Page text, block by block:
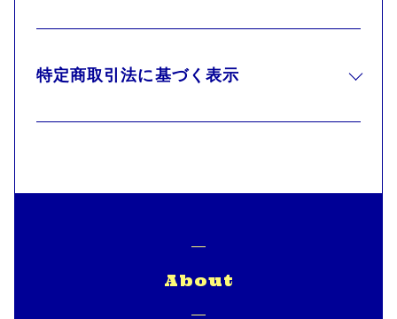
特定商取引法に基づく表示
About